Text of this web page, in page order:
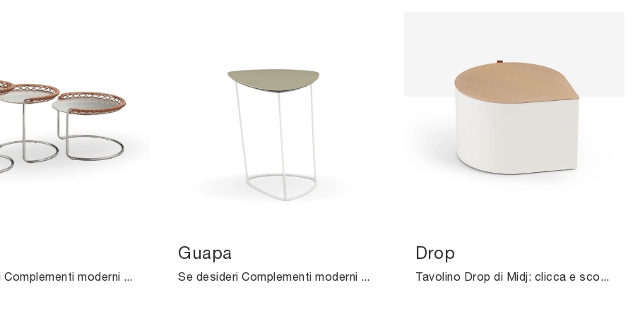
Se desideri Complementi moderni e tavolini in metallo ottieni informazioni sul modello P47 della marca Midj.
Guapa
Se desideri Complementi moderni e tavolini in cuoio ottieni informazioni sul modello Guapa della firma Midj.
Drop
Tavolino Drop di Midj: clicca e scopri di più sui Complementi e tavolini moderni in cuoio del rinomato brand!